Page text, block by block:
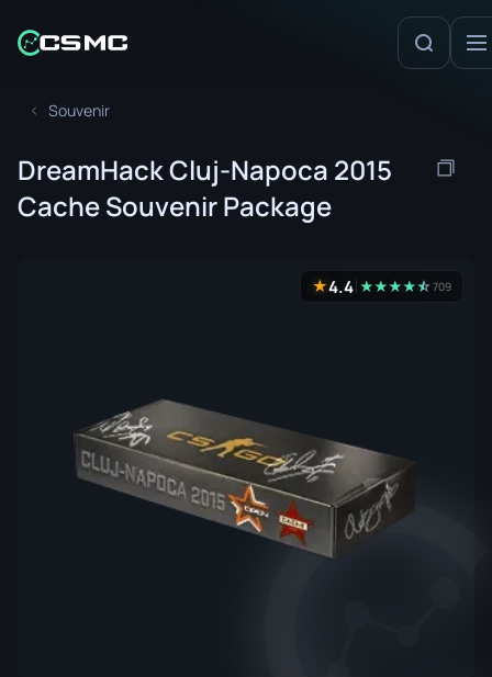
Souvenir
DreamHack Cluj-Napoca 2015
Cache Souvenir Package
★4.4 ★★★★★
☆709